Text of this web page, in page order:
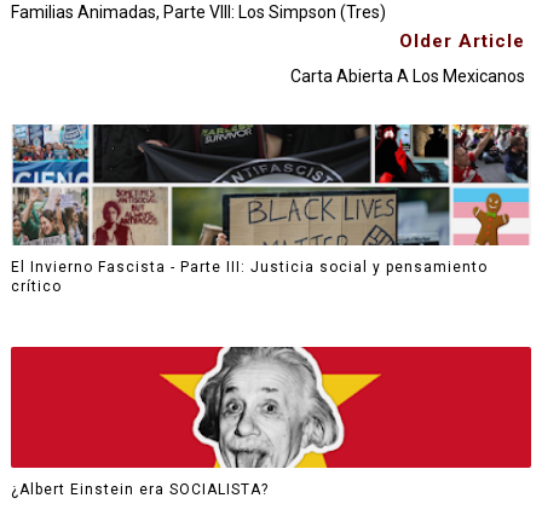
Familias Animadas, Parte VIII: Los Simpson (Tres)
Older Article
Carta Abierta A Los Mexicanos
El Invierno Fascista - Parte III: Justicia social y pensamiento
crítico
¿Albert Einstein era SOCIALISTA?